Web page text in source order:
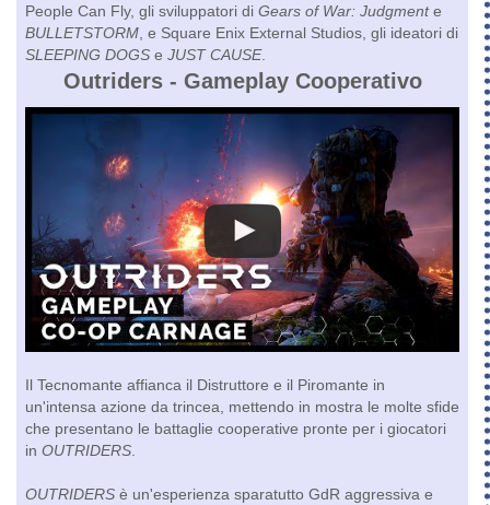
People Can Fly, gli sviluppatori di Gears of War: Judgmente
BULLETSTORM, e Square Enix External Studios, gli ideatori di
SLEEPING DOGS e JUST CAUSE.
Outriders - Gameplay Cooperativo
Il Tecnomante affianca il Distruttore e il Piromante in
un'intensa azione da trincea, mettendo in mostra le molte sfide
che presentano le battaglie cooperative pronte per i giocatori
in OUTRIDERS
OUTRIDERS è un'esperienza sparatutto GdR aggressiva e